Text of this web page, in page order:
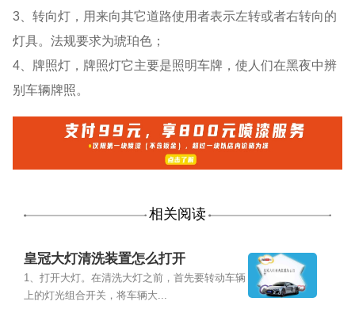
3、转向灯，用来向其它道路使用者表示左转或者右转向的
灯具。法规要求为琥珀色；
4、牌照灯，牌照灯它主要是照明车牌，使人们在黑夜中辨
别车辆牌照。
相关阅读
皇冠大灯清洗装置怎么打开
1、打开大灯。在清洗大灯之前，首先要转动车辆
上的灯光组合开关，将车辆大...